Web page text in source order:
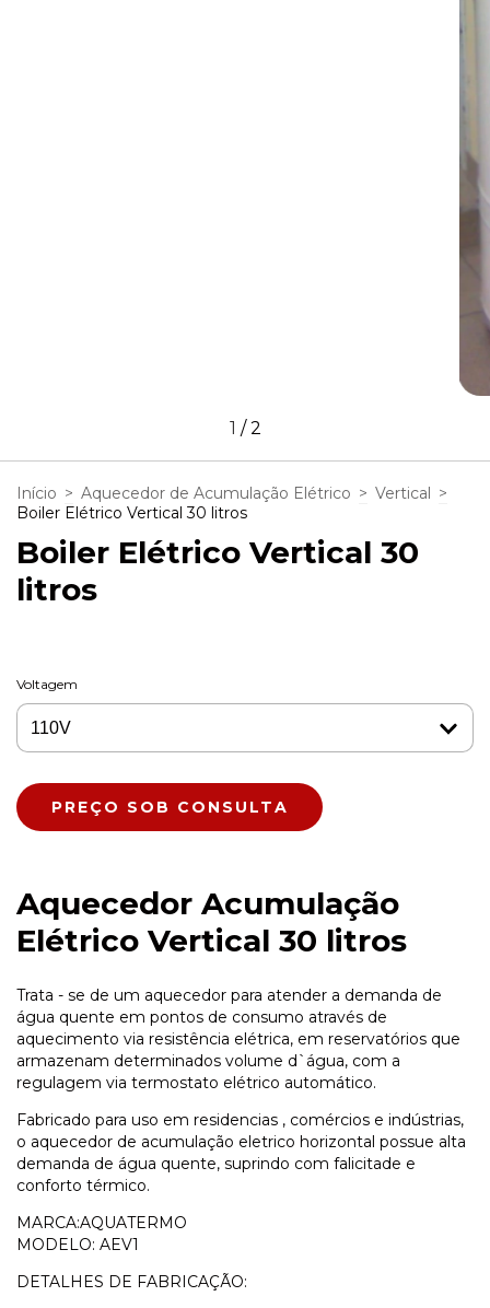
1 /2
Início > Aquecedor de Acumulação Elétrico > Vertical >
Boiler Elétrico Vertical 30 litros
Boiler Elétrico Vertical 30
litros
Voltagem
Aquecedor Acumulação
Elétrico Vertical 30 litros
Trata - se de um aquecedor para atender a demanda de
água quente em pontos de consumo através de
aquecimento via resistência elétrica, em reservatórios que
armazenam determinados volume d`água, com a
regulagem via termostato elétrico automático.
Fabricado para uso em residencias , comércios e indústrias,
o aquecedor de acumulação eletrico horizontal possue alta
demanda de água quente, suprindo com falicitade e
conforto térmico.
MARCA:AQUATERMO
MODELO: AEV1
DETALHES DE FABRICAÇÃO: